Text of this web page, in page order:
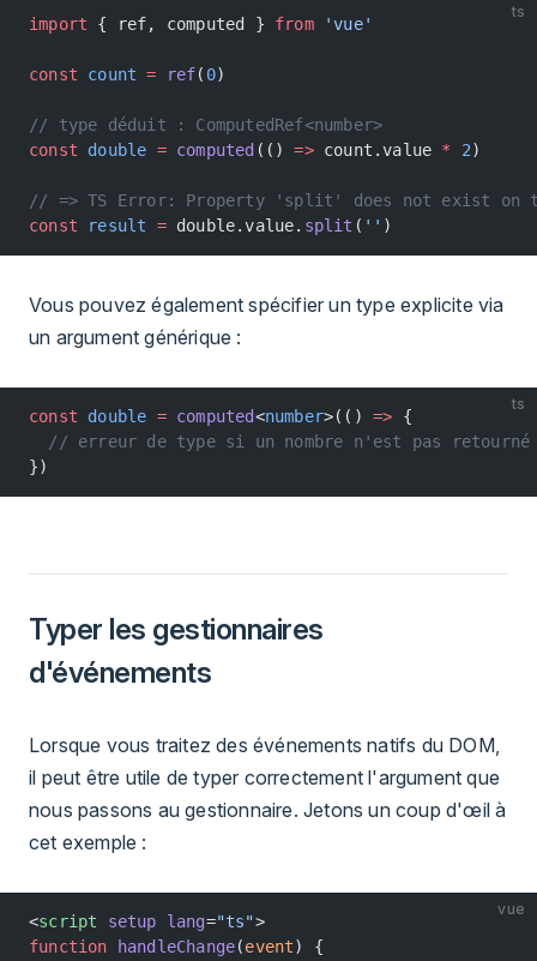
ts
import { ref, computed } from 'vue'
const count = ref( 0)
// type déduit : ComputedRef<number>
const double = computed (() => count.value * 2)
// => TS Error: Property 'split' does not exist on
const result = double.value. split ( '' )
Vous pouvez également spécifier un type explicite via
un argument générique :
ts
const double = computed<number>(() => {
  // erreur de type si un nombre n'est pas retourné
})
Typer les gestionnaires
d'événements
Lorsque vous traitez des événements natifs du DOM,
il peut être utile de typer correctement l'argument que
nous passons au gestionnaire. Jetons un coup d'œil à
cet exemple :
vue
<script setup lang="ts">
function handleChange(event) {